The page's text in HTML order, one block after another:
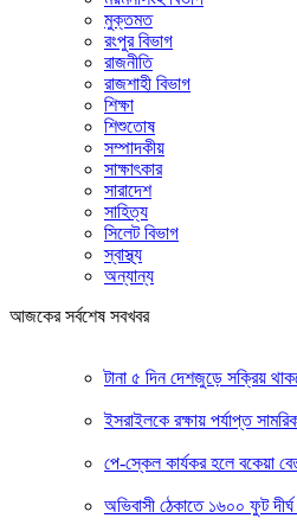
মুক্তমত
রংপুর বিভাগ
রাজনীতি
রাজশাহী বিভাগ
শিক্ষা
শিশুতোষ
সম্পাদকীয়
সাক্ষাৎকার
সারাদেশ
সাহিত্য
সিলেট বিভাগ
স্বাস্থ্য
অন্যান্য
আজকের সর্বশেষ সবখবর
টানা ৫ দিন দেশজুড়ে সক্রিয়
ইসরাইলকে রক্ষায় পর্যাপ্ত
পে-স্কেল কার্যকর হলে বকেয়া
অভিবাসী ঠেকাতে ১৬০০ ফুট